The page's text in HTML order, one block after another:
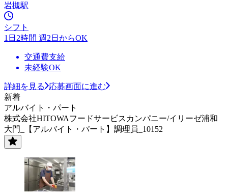
岩槻駅
シフト
1日2時間 週2日からOK
交通費支給
未経験OK
詳細を見る
応募画面に進む
新着
アルバイト・パート
株式会社HITOWAフードサービスカンパニー/イリーゼ浦和
大門_【アルバイト・パート】調理員_10152